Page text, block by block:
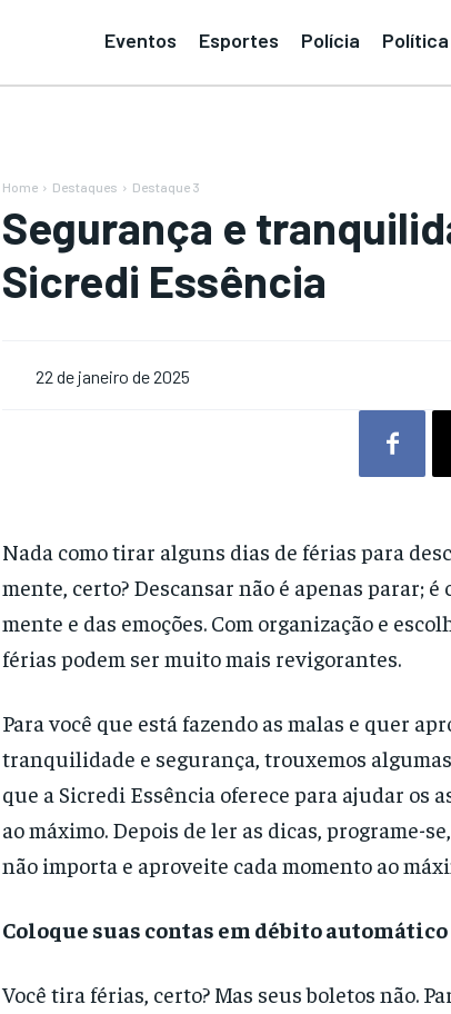
Eventos Esportes Polícia Política
Home Destaques Destaque 3
Segurança e
Sicredi Essência
22 de janeiro de 2025
Nada como tirar alguns dias de férias para
mente, certo? Descansar não é apenas parar; é
mente e das emoções. Com organização e
férias podem ser muito mais revigorantes.
Para você que está fazendo as malas e quer
tranquilidade e segurança, trouxemos
que a Sicredi Essência oferece para ajudar os
ao máximo. Depois de ler as dicas, programe-
não importa e aproveite cada momento ao
Coloque suas contas em débito automático
Você tira férias, certo? Mas seus boletos não.